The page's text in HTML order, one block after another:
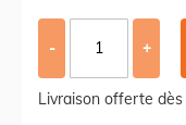
- +
Livraison offerte dès